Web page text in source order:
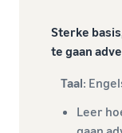
Sterke
te gaan
Taal:
Leer